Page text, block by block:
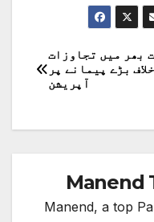
بھر میں تجاوزات
بڑے پیمانے پر
آپریشن
Manend
Manend, a top